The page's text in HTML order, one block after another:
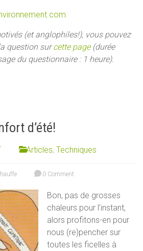
(et anglophiles!), vous pouvez
question surcette page(durée
du questionnaire : 1 heure).
d’été!
Articles,Techniques
0 Comment
Bon, pas de grosses
chaleurs pour l’instant,
alors profitons-en pour
nous (re)pencher sur
toutes les ficelles à